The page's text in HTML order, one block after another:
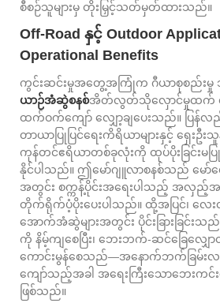
စီစဉ်သူများမှ တိုးမြှင့်သတ်မှတ်ထားသည်။
Off-Road နှင့် Outdoor
Operational Benefits
ကွင်းဆင်းမှုအတွေ့အကြုံက ဂီယာစုစည်းမှု
ယာဉ်အံဆွဲစနစ်အိတ်လွတ်သိုလှောင်မှုထက်
ထက်ဝက်ကျော် လျှော့ချပေးသည်။ ပြန်လ
တာယာပြုပြင်ရေးကိရိယာများနှင့် ရှေးဦး
ကုန်တင်ဧရိယာတစ်ခုလုံးကို ထုပ်ပိုးခြင်းမပ
နိုင်ပါသည်။ ဤမော်ဂျူလာစနစ်သည် မေ
အတွင်း စက္ကန့်ပိုင်းအရေးပါသည့် အလှည့်အပ
တိုက်ရိုက်ပံ့ပိုးပေးပါသည်။ ထို့အပြင်၊ လေး
အောက်အံဆွဲများအတွင်း ပိုင်းခြားခြင်း
ကို နိမ့်ကျစေပြီး၊ ဘေးဘက်-ဆင်ခြေလျှေ
ကောင်းမွန်စေသည်—အနောက်ဘက်ခြမ်းလမ်
ကျော်သည့်အခါ အရေးကြီးသောဘေးကင်
ဖြစ်သည်။